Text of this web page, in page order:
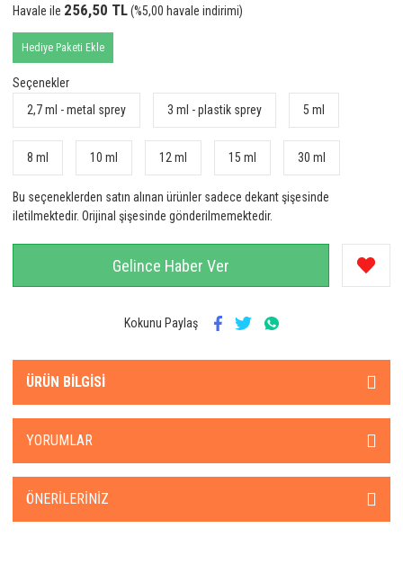
Havale ile 256,50 TL(%5,00 havale indirimi)
Hediye Paketi Ekle
Seçenekler
2,7 ml - metal sprey
3 ml - plastik sprey 5 ml
8 ml 10 ml 12 ml 15 ml 30 ml
Bu seçeneklerden satın alınan ürünler sadece dekant şişesinde
iletilmektedir. Orijinal şişesinde gönderilmemektedir.
Gelince Haber Ver
Kokunu Paylaş
ÜRÜN BILGISI
YORUMLAR
ÖNERILERINIZ